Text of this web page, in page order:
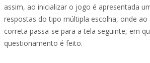
assim, ao inicializar o jogo é apresentada
respostas do tipo múltipla escolha, onde ao
correta passa-se para a tela seguinte, em
questionamento é feito.